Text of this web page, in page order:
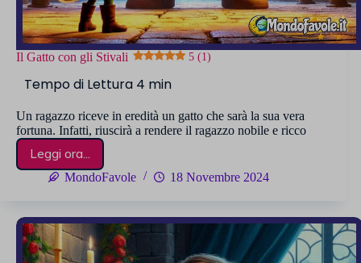
Il Gatto con gli Stivali 5 (1)
Un ragazzo riceve in eredità un gatto che sarà la sua vera
fortuna. Infatti, riuscirà a rendere il ragazzo nobile e ricco
Leggi ora...
Il
Gatto
Stivali
5 (1)
MondoFavole 18 Novembre 2024